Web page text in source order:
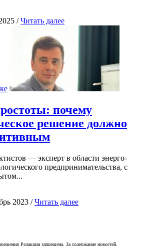
/Читать далее
почему
решение должно
— эксперт в области энерго-
предпринимательства, с
2023 /Читать далее
Редакции запрещена. За содержание новостей,